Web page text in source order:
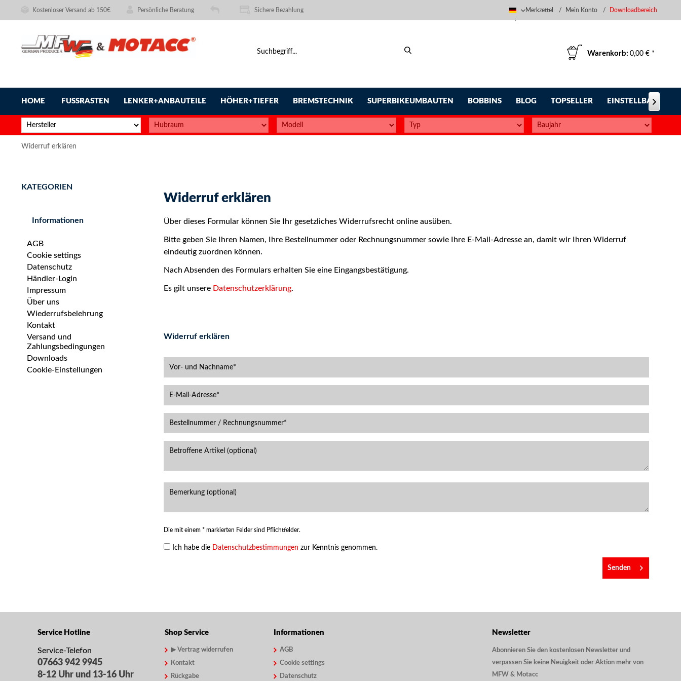
Kostenloser Versand ab 150€ Persönliche Beratung Sichere Bezahlung
Deutsch
Merkzettel Mein Konto Downloadbereich
Warenkorb: 0,00 € *
HOME FUSSRASTEN LENKER+ANBAUTEILE HÖHER+TIEFER BREMSTECHNIK SUPERBIKEUMBAUTEN BOBBINS BLOG TOPSELLER EINSTELLBARE

Widerruf erklären
KATEGORIEN
Informationen
AGB
Cookie settings
Datenschutz
Händler-Login
Impressum
Über uns
Wiederrufsbelehrung
Kontakt
Versand und
Zahlungsbedingungen
Downloads
Cookie-Einstellungen
Widerruf erklären
Über dieses Formular können Sie Ihr gesetzliches Widerrufsrecht online ausüben.
Bitte geben Sie Ihren Namen, Ihre Bestellnummer oder Rechnungsnummer sowie Ihre E-Mail-Adresse an, damit wir Ihren Widerruf
eindeutig zuordnen können.
Nach Absenden des Formulars erhalten Sie eine Eingangsbestätigung.
Es gilt unsere Datenschutzerklärung.
Widerruf erklären
Die mit einem * markierten Felder sind Pflichtfelder.
Ich habe die Datenschutzbestimmungen zur Kenntnis genommen.
Senden
Service Hotline
Service-Telefon
07663 942 9945
8-12 Uhr und 13-16 Uhr
Shop Service
▶ Vertrag widerrufen
Kontakt
Rückgabe
Informationen
AGB
Cookie settings
Datenschutz
Newsletter
Abonnieren Sie den kostenlosen Newsletter und
verpassen Sie keine Neuigkeit oder Aktion mehr von
MFW & Motacc